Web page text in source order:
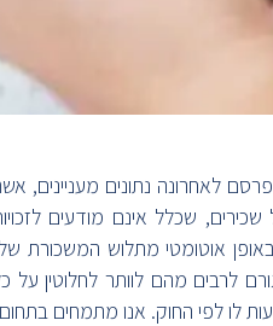
לאחרונה נתונים מעניינים,
שכלל אינם מודעים
אוטומטי מתלוש המשכורת
לרבים מהם לוותר לחלוטין
לו לפי החוק. אנו מתמחים